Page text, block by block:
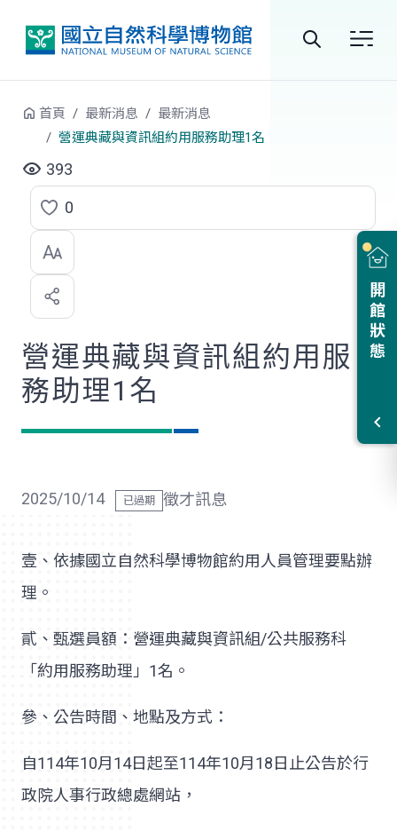
開館狀態
首頁 最新消息
最新消息
營運典藏與資訊組約用服務助理1名
393
點
選
喜
歡
0
營運典藏與資訊組約用服
務助理1名
2025/10/14 徵才訊息
壹、依據國立自然科學博物館約用人員管理要點辦
理。
貳、甄選員額：營運典藏與資訊組/公共服務科
「約用服務助理」 1名。
參、公告時間、地點及方式：
自114年10月 14日起至114年10月 18 日止公告於行
政院人事行政總處網站，